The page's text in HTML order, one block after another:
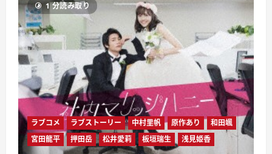
1 分読み取り
ラブコメ ラブストーリー 中村里帆 原作あり
和田颯
宮田龍平
押田岳 松井愛莉 板垣瑞生 浅見姫香